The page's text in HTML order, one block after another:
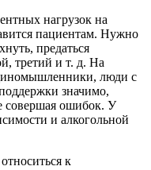
нагрузок на
пациентам. Нужно
предаться
третий и т. д. На
люди с
значимо,
совершая ошибок. У
и алкогольной
к